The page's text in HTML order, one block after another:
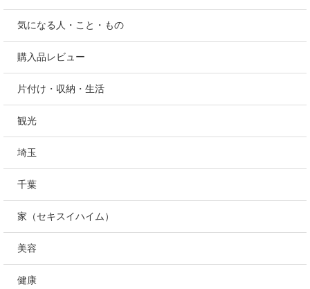
気になる人・こと・もの
購入品レビュー
片付け・収納・生活
観光
埼玉
千葉
家（セキスイハイム）
美容
健康